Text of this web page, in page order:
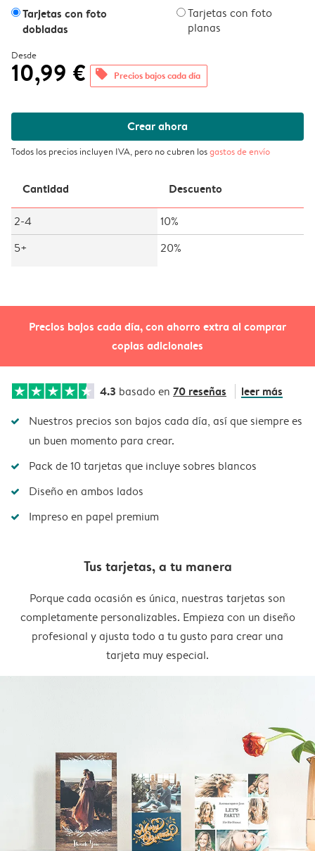
Precios bajos cada día, con ahorro extra al comprar
copias adicionales
Tarjetas con foto
dobladas
Tarjetas con foto
planas
Desde
10,99 € offers Precios bajos cada día
Crear ahora
Todos los precios incluyen IVA, pero no cubren losgastos de envío
Cantidad Descuento
2-4
10%
5+
20%
4.3 basado en 70 reseñas leer más
Nuestros precios son bajos cada día, así que siempre es
un buen momento para crear.
Pack de 10 tarjetas que incluye sobres blancos
Diseño en ambos lados
Impreso en papel premium
Tus tarjetas, a tu manera
Porque cada ocasión es única, nuestras tarjetas son
completamente personalizables. Empieza con un diseño
profesional y ajusta todo a tu gusto para crear una
tarjeta muy especial.